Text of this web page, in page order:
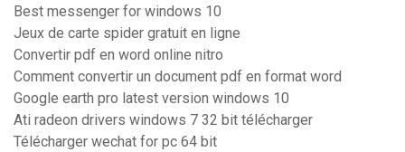
Best messenger for windows 10
Jeux de carte spider gratuit en ligne
Convertir pdf en word online nitro
Comment convertir un document pdf en format word
Google earth pro latest version windows 10
Ati radeon drivers windows 7 32 bit télécharger
Télécharger wechat for pc 64 bit